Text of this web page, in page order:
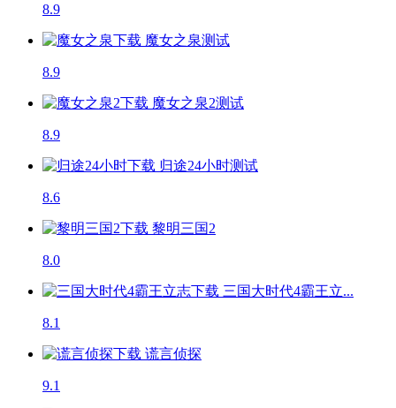
8.9
魔女之泉测试
8.9
魔女之泉2测试
8.9
归途24小时测试
8.6
黎明三国2
8.0
三国大时代4霸王立...
8.1
谎言侦探
9.1